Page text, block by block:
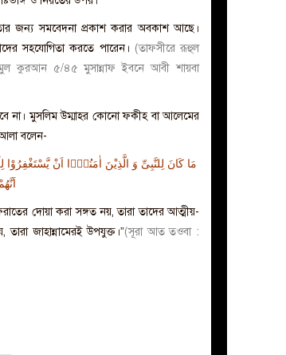
জন্য সমবেদনা প্রকাশ করার অবকাশ আছে।
সহযোগিতা করতে পারেন। (তাফসীরে রূহুল
কুরআন ৫/৪৫ মুসান্নাফ ইবনে আবী শায়বা
না। মুসলিম উম্মাহর কোনো ফকীহ বা আলেমের
বলেন-
مَا كَانَ لِلنَّبِیِّ وَ الَّذِیْنَ اٰمَنُوْۤا اَنْ
দোয়া করা সঙ্গত নয়, তারা তাদের আত্মীয়-
জাহান্নামেরই উপযুক্ত।”(সূরা আত তওবা :